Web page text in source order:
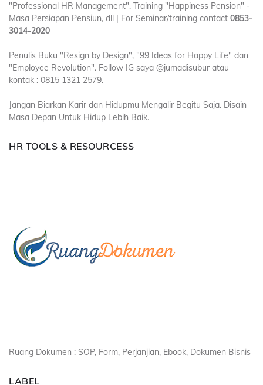
"Professional HR Management", Training "Happiness Pension" -
Masa Persiapan Pensiun, dll | For Seminar/training contact 0853-
3014-2020
Penulis Buku "Resign by Design", "99 Ideas for Happy Life" dan
"Employee Revolution". Follow IG saya @jumadisubur atau
kontak : 0815 1321 2579.
Jangan Biarkan Karir dan Hidupmu Mengalir Begitu Saja. Disain
Masa Depan Untuk Hidup Lebih Baik.
HR TOOLS & RESOURCESS
Ruang Dokumen : SOP, Form, Perjanjian, Ebook, Dokumen Bisnis
LABEL